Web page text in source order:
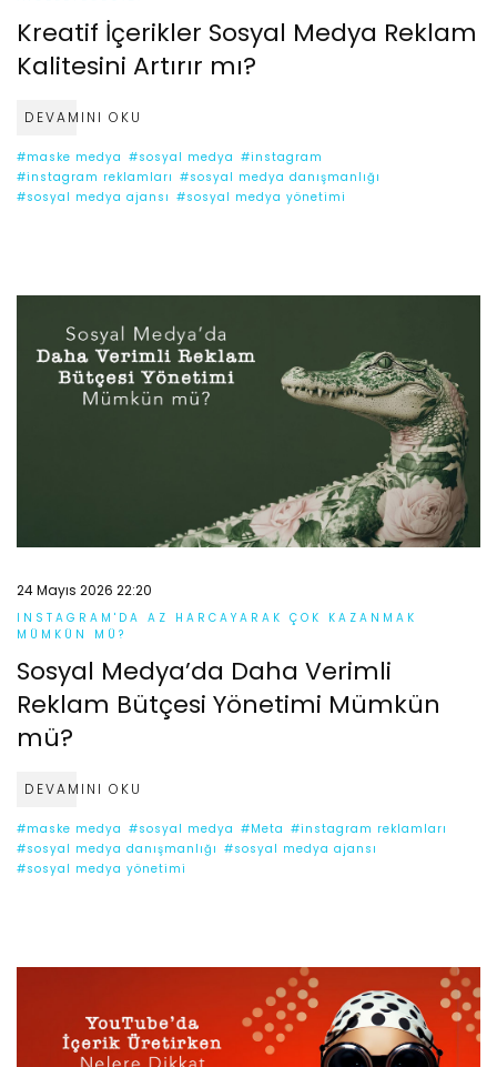
Kreatif İçerikler Sosyal Medya Reklam
Kalitesini Artırır mı?
DEVAMINI OKU
#maske medya #sosyal medya #instagram
#instagram reklamları #sosyal medya danışmanlığı
#sosyal medya ajansı #sosyal medya yönetimi
24 Mayıs 2026 22:20
INSTAGRAM'DA AZ HARCAYARAK ÇOK KAZANMAK
MÜMKÜN MÜ?
Sosyal Medya’da Daha Verimli
Reklam Bütçesi Yönetimi Mümkün
mü?
DEVAMINI OKU
#maske medya #sosyal medya #Meta #instagram reklamları
#sosyal medya danışmanlığı #sosyal medya ajansı
#sosyal medya yönetimi